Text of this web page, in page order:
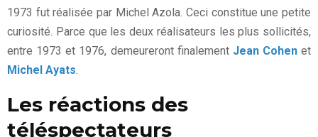
1973 fut réalisée par Michel Azola. Ceci constitue une petite
curiosité. Parce que les deux réalisateurs les plus sollicités,
entre 1973 et 1976, demeureront finalement Jean Cohenet
Michel Ayats.
Les réactions des
téléspectateurs